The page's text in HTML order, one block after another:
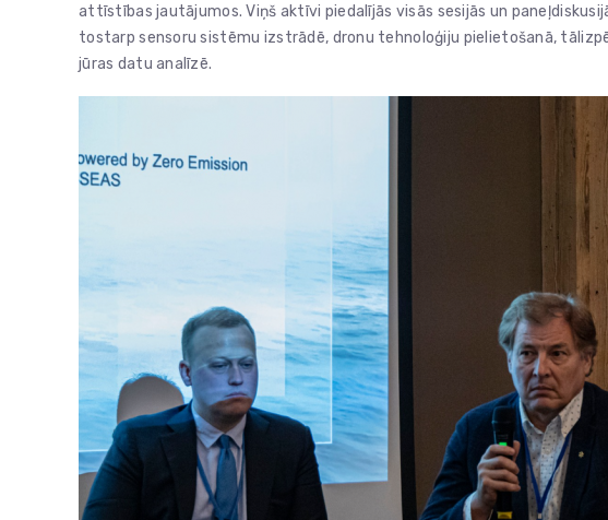
attīstības jautājumos. Viņš aktīvi piedalījās visās sesijās un
tostarp sensoru sistēmu izstrādē, dronu tehnoloģiju pielietošanā,
jūras datu analīzē.